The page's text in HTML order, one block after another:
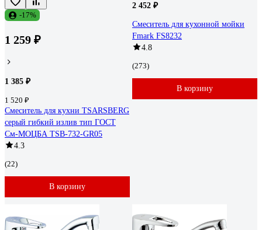
-17%
1 259 ₽
1 385 ₽
1 520 ₽
Смеситель для кухни TSARSBERG
серый гибкий излив тип ГОСТ
См-МОЦБА TSB-732-GR05
4.3
(22)
В корзину
2 452 ₽
Смеситель для кухонной мойки
Fmark FS8232
4.8
(273)
В корзину